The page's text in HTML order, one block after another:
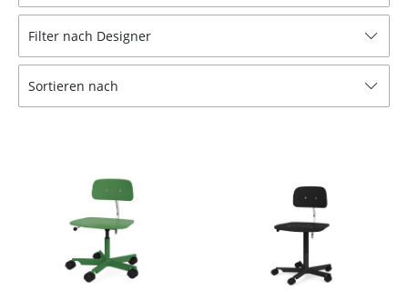
Bänke & Liegen
Sitzsäcke
Schaukelstühle
Bürodrehstühle
Konferenzstühle
Filter nach Designer
Sortieren nach